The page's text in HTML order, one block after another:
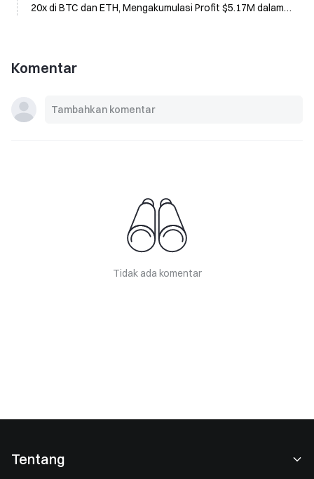
20x di BTC dan ETH, Mengakumulasi Profit $5.17M dalam
Komentar
Tidak ada komentar
Tentang